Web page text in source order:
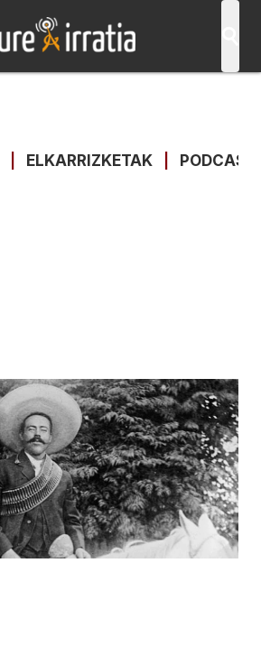
ELKARRIZKETAK